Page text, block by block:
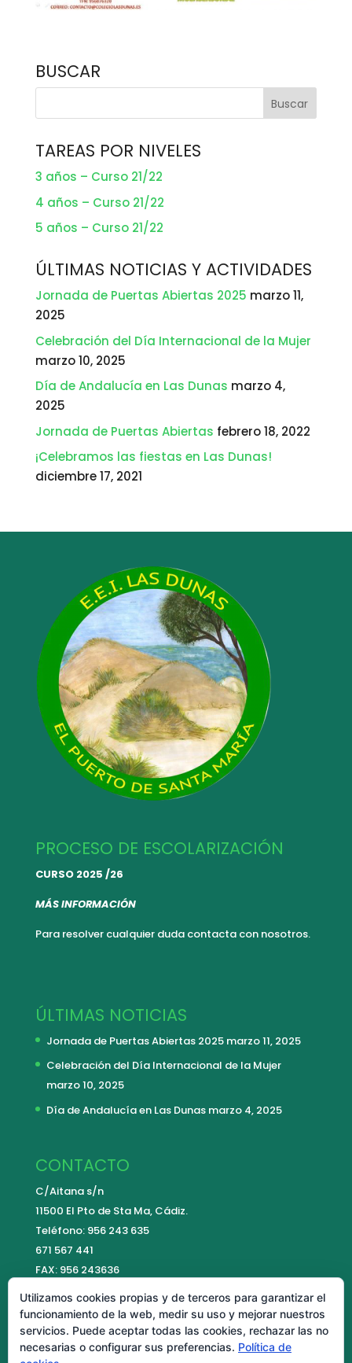
BUSCAR
TAREAS POR NIVELES
3 años – Curso 21/22
4 años – Curso 21/22
5 años – Curso 21/22
ÚLTIMAS NOTICIAS Y ACTIVIDADES
Jornada de Puertas Abiertas 2025 marzo 11,
2025
Celebración del Día Internacional de la Mujer
marzo 10, 2025
Día de Andalucía en Las Dunas marzo 4,
2025
Jornada de Puertas Abiertas febrero 18, 2022
¡Celebramos las fiestas en Las Dunas!
diciembre 17, 2021
PROCESO DE ESCOLARIZACIÓN
CURSO 2025 /26
MÁS INFORMACIÓN
Para resolver cualquier dudacontacta con nosotros.
ÚLTIMAS NOTICIAS
Jornada de Puertas Abiertas 2025 marzo 11, 2025
Celebración del Día Internacional de la Mujer
marzo 10, 2025
Día de Andalucía en Las Dunas marzo 4, 2025
CONTACTO
C/Aitana s/n
11500 El Pto de Sta Ma, Cádiz.
Teléfono: 956 243 635
671 567 441
FAX: 956 243636
E-mail:
contacto@colegiolasdunas.es
Utilizamos cookies propias y de terceros para garantizar el
funcionamiento de la web, medir su uso y mejorar nuestros
servicios. Puede aceptar todas las cookies, rechazar las no
necesarias o configurar sus preferencias. Política de